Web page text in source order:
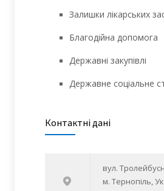
Залишки лікарських
Благодійна допомога
Державні закупівлі
Державне соціальне
Контактні дані
вул.
м. Тернопіль,